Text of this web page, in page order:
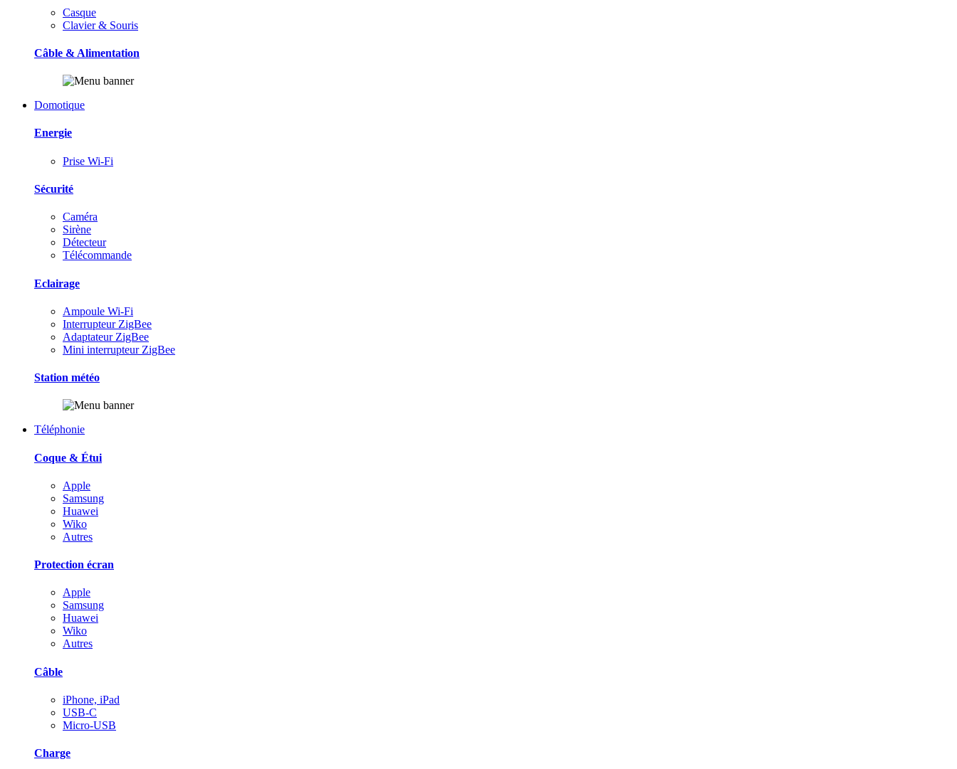
Casque
Clavier & Souris
Câble & Alimentation
Domotique
Energie
Prise Wi-Fi
Sécurité
Caméra
Sirène
Détecteur
Télécommande
Eclairage
Ampoule Wi-Fi
Interrupteur ZigBee
Adaptateur ZigBee
Mini interrupteur ZigBee
Station météo
Téléphonie
Coque & Étui
Apple
Samsung
Huawei
Wiko
Autres
Protection écran
Apple
Samsung
Huawei
Wiko
Autres
Câble
iPhone, iPad
USB-C
Micro-USB
Charge